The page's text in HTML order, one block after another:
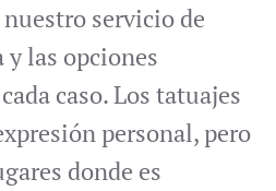
servicio de
y las opciones
caso. Los tatuajes
personal, pero
donde es